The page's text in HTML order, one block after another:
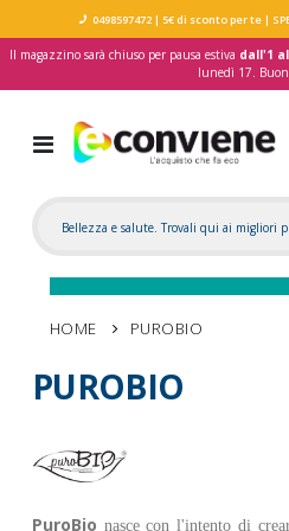
0498597472| 5€ di sconto per te|
Il magazzino sarà chiuso per pausa estiva dall'1
lunedì 17.
Toggle
Nav
HOME PUROBIO
PUROBIO
PuroBio nasce con l'intento di